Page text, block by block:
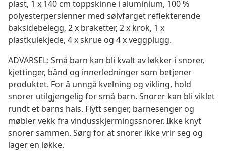
plast, 1 x 140 cm toppskinne i aluminium, 100 %
polyesterpersienner med sølvfarget reflekterende
baksidebelegg, 2 x braketter, 2 x krok, 1 x
plastkulekjede, 4 x skrue og 4 x veggplugg.
ADVARSEL: Små barn kan bli kvalt av løkker i snorer,
kjettinger, bånd og innerledninger som betjener
produktet. For å unngå kvelning og vikling, hold
snorer utilgjengelig for små barn. Snorer kan bli viklet
rundt et barns hals. Flytt senger, barnesenger og
møbler vekk fra vindusskjermingssnorer. Ikke knyt
snorer sammen. Sørg for at snorer ikke vrir seg og
lager en løkke.